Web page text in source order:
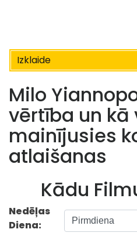
Izklaide
Milo
vērtība un kā
mainījusies
atlaišanas
Kādu
Nedēļas
Diena: